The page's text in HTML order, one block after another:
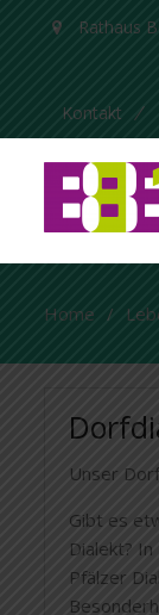
Rathaus
Kontakt
Home
Unser
Gibt es
Dialekt?
Pfälzer